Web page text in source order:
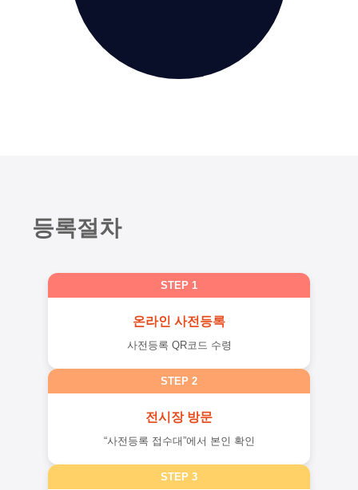
등록절차
STEP 1
온라인 사전등록
사전등록 QR코드 수령
STEP 2
전시장 방문
“사전등록 접수대”에서 본인 확인
STEP 3